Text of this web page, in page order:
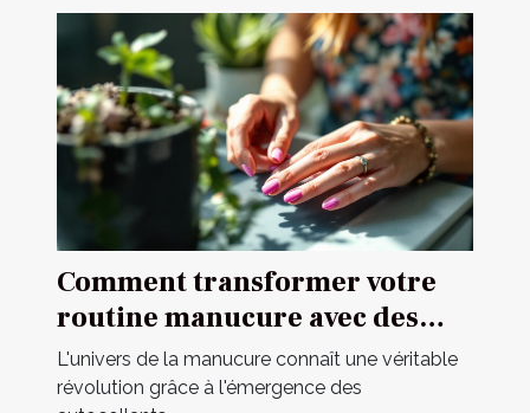
Comment transformer votre
routine manucure avec des
autocollants ?
L'univers de la manucure connaît une véritable
révolution grâce à l'émergence des